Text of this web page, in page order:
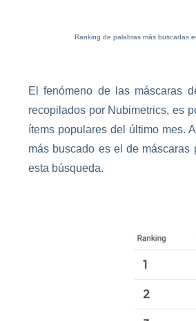
Ranking de palabras más buscadas
El fenómeno de las máscaras
recopilados por Nubimetrics, es
ítems populares del último mes.
más buscado es el de máscaras
esta búsqueda.